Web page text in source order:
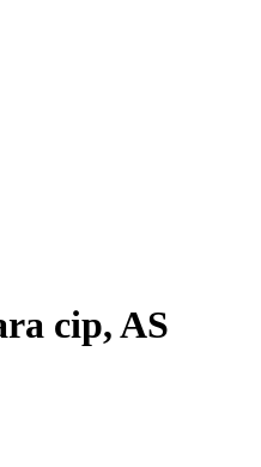
cip, AS